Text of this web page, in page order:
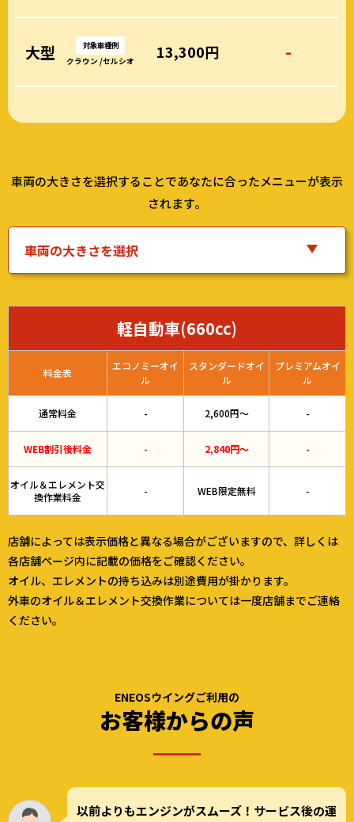
大型
対象車種例
クラウン /セルシオ
13,300円 -
車両の大きさを選択することであなたに合ったメニューが表示
されます。
軽自動車(660cc)
料金表
エコノミーオイ
ル
スタンダードオイ
ル
プレミアムオイ
ル
通常料金 - 2,600円～ -
WEB割引後料金 - 2,840円～ -
オイル＆エレメント交
換作業料金
- WEB限定無料 -
店舗によっては表示価格と異なる場合がございますので、詳しくは
各店舗ページ内に記載の価格をご確認ください。
オイル、エレメントの持ち込みは別途費用が掛かります。
外車のオイル＆エレメント交換作業については一度店舗までご連絡
ください。
ENEOSウイングご利用の
お客様からの声
以前よりもエンジンがスムーズ！サービス後の運